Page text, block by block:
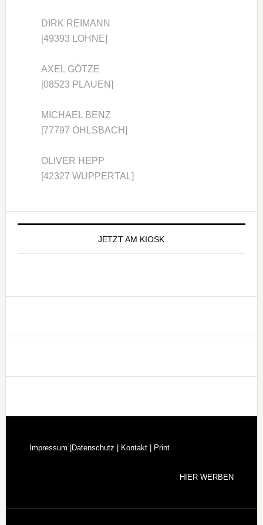
DIRK REIMANN
[49393 LOHNE]
AXEL GÖTZE
[08523 PLAUEN]
MICHAEL BENZ
[77797 OHLSBACH]
OLIVER HEPP
[42327 WUPPERTAL]
Seitenspalte
JETZT AM KIOSK
Footer
Impressum | Datenschutz | Kontakt | Print
HIER WERBEN